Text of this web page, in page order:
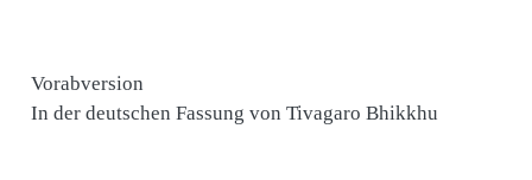
Vorabversion
In der deutschen Fassung von Tivagaro Bhikkhu